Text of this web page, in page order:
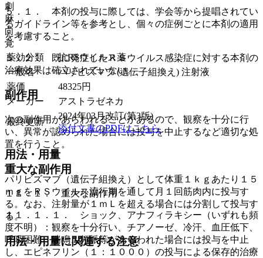
５．１． 本剤の投与に際しては、学会等から提唱されてい
るガイドライン等を参考とし、個々の症例ごとに本剤の適用
を考慮すること。
５．２． 既に発症したＲＳウイルス感染症に対する本剤の
治療効果は確立されていない。
副作用
次の副作用があらわれることがあるので、観察を十分に行
い、異常が認められた場合には投与を中止するなど適切な処
置を行うこと。
重大な副作用
１１．１． 重大な副作用
１１．１．１． ショック、アナフィラキシー（いずれも頻
度不明）：観察を十分行い、チアノーゼ、冷汗、血圧低下、
呼吸困難、喘鳴、頻脈等があらわれた場合には投与を中止
し、エピネフリン（１：１０００）の投与による保存的治療
劇
麻
向
覚
薬効分類
抗RSウイルス薬
一般名
パリビズマブ (遺伝子組換え) 注射液
薬価
48325円
メーカー
アストラゼネカ
最終更新
2024年03月改訂(第3版)
添付文書のPDFはこちら
用法・用量
パリビズマブ（遺伝子組換え）として体重１ｋｇあたり１５
ｍｇをＲＳウイルス流行期を通して月１回筋肉内に投与す
る。なお、注射量が１ｍＬを超える場合には分割して投与す
る。
用法・用量に関連する注意